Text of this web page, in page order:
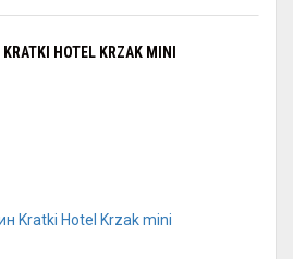
HOTEL KRZAK MINI